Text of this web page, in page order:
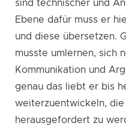
sind technischer und
Ebene dafür muss er
und diese übersetzen.
musste umlernen, sich
Kommunikation und
genau das liebt er bis
weiterzuentwickeln,
herausgefordert zu